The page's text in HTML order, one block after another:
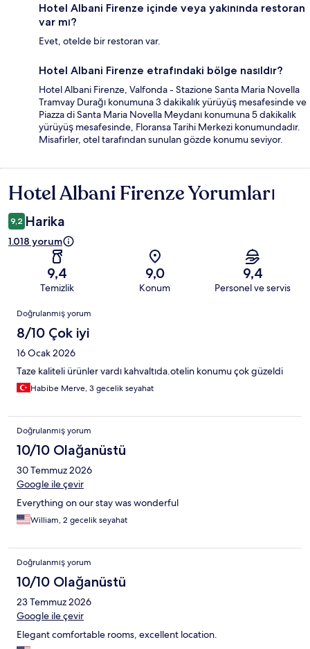
Hotel Albani Firenze içinde veya yakınında restoran
var mı?
Evet, otelde bir restoran var.
Hotel Albani Firenze etrafındaki bölge nasıldır?
Hotel Albani Firenze, Valfonda - Stazione Santa Maria Novella
Tramvay Durağı konumuna 3 dakikalık yürüyüş mesafesinde ve
Piazza di Santa Maria Novella Meydanı konumuna 5 dakikalık
yürüyüş mesafesinde, Floransa Tarihi Merkezi konumundadır.
Misafirler, otel tarafından sunulan gözde konumu seviyor.
Yorumlar
Hotel Albani Firenze Yorumları
9,2 Harika
1.018 yorum
9,4
Temizlik
9,0
Konum
9,4
Personel ve servis
Yorumlar
Doğrulanmış yorum
8/10 Çok iyi
16 Ocak 2026
Taze kaliteli ürünler vardı kahvaltıda.otelin konumu çok güzeldi
Habibe Merve, 3 gecelik seyahat
Doğrulanmış yorum
10/10 Olağanüstü
30 Temmuz 2026
Google ile çevir
Everything on our stay was wonderful
William, 2 gecelik seyahat
Doğrulanmış yorum
10/10 Olağanüstü
23 Temmuz 2026
Google ile çevir
Elegant comfortable rooms, excellent location.